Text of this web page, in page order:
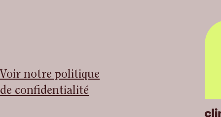
Voir notre politique
de confidentialité